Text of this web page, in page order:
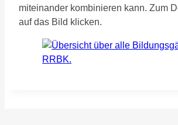
miteinander kombinieren kann. Zum
auf das Bild klicken.